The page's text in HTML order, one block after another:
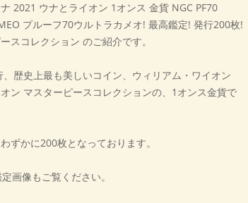
2021 ウナとライオン 1オンス 金貨 NGC PF70
プルーフ70ウルトラカメオ! 最高鑑定! 発行200枚!
スコレクション のご紹介です。
歴史上最も美しいコイン、ウィリアム・ワイオン
ン マスターピースコレクションの、1オンス金貨で
ずかに200枚となっております。
画像もご覧ください。